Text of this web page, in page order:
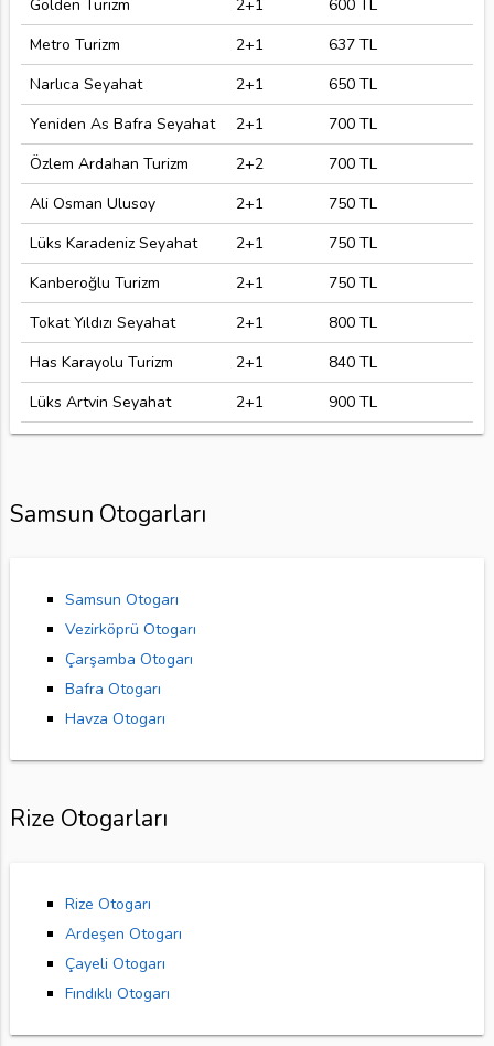
Golden Turizm
2+1
600 TL
Metro Turizm
2+1
637 TL
Narlıca Seyahat
2+1
650 TL
Yeniden As Bafra Seyahat
2+1
700 TL
Özlem Ardahan Turizm
2+2
700 TL
Ali Osman Ulusoy
2+1
750 TL
Lüks Karadeniz Seyahat
2+1
750 TL
Kanberoğlu Turizm
2+1
750 TL
Tokat Yıldızı Seyahat
2+1
800 TL
Has Karayolu Turizm
2+1
840 TL
Lüks Artvin Seyahat
2+1 900 TL
Samsun Otogarları
Samsun Otogarı
Vezirköprü Otogarı
Çarşamba Otogarı
Bafra Otogarı
Havza Otogarı
Rize Otogarları
Rize Otogarı
Ardeşen Otogarı
Çayeli Otogarı
Fındıklı Otogarı